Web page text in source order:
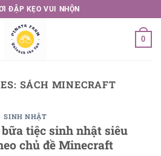
ĐẬP KẸO VUI NHỘN
0
SÁCH MINECRAFT
SINH NHẬT
tiệc sinh nhật siêu
chủ đề Minecraft